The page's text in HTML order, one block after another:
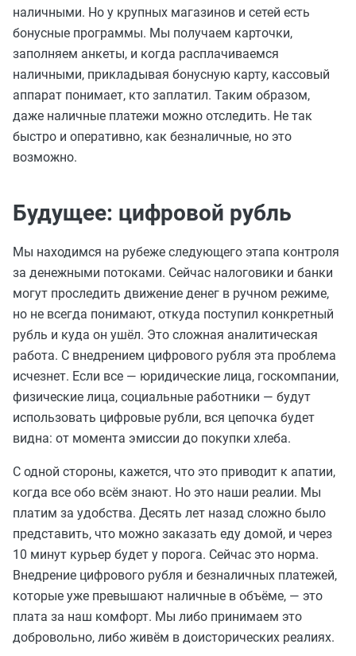
наличными. Но у крупных магазинов и сетей есть
бонусные программы. Мы получаем карточки,
заполняем анкеты, и когда расплачиваемся
наличными, прикладывая бонусную карту, кассовый
аппарат понимает, кто заплатил. Таким образом,
даже наличные платежи можно отследить. Не так
быстро и оперативно, как безналичные, но это
возможно.
Будущее: цифровой рубль
Мы находимся на рубеже следующего этапа контроля
за денежными потоками. Сейчас налоговики и банки
могут проследить движение денег в ручном режиме,
но не всегда понимают, откуда поступил конкретный
рубль и куда он ушёл. Это сложная аналитическая
работа. С внедрением цифрового рубля эта проблема
исчезнет. Если все — юридические лица, госкомпании,
физические лица, социальные работники — будут
использовать цифровые рубли, вся цепочка будет
видна: от момента эмиссии до покупки хлеба.
С одной стороны, кажется, что это приводит к апатии,
когда все обо всём знают. Но это наши реалии. Мы
платим за удобства. Десять лет назад сложно было
представить, что можно заказать еду домой, и через
10 минут курьер будет у порога. Сейчас это норма.
Внедрение цифрового рубля и безналичных платежей,
которые уже превышают наличные в объёме, — это
плата за наш комфорт. Мы либо принимаем это
добровольно, либо живём в доисторических реалиях.